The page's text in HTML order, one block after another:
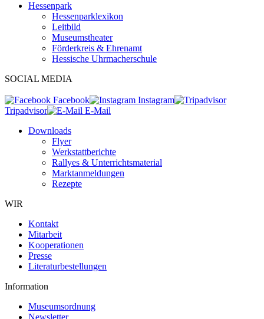
Hessenpark
Hessenparklexikon
Leitbild
Museumstheater
Förderkreis & Ehrenamt
Hessische Uhrmacherschule
SOCIAL MEDIA
Facebook
Instagram
Tripadvisor
E-Mail
Downloads
Flyer
Werkstattberichte
Rallyes & Unterrichtsmaterial
Marktanmeldungen
Rezepte
WIR
Kontakt
Mitarbeit
Kooperationen
Presse
Literaturbestellungen
Information
Museumsordnung